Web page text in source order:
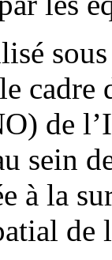
cadre
de
sein
à la
de